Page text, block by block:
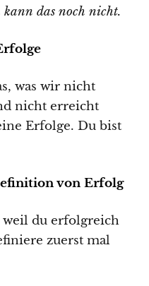
das noch nicht.
was wir nicht
nicht erreicht
Erfolge. Du bist
von Erfolg
weil du erfolgreich
zuerst mal